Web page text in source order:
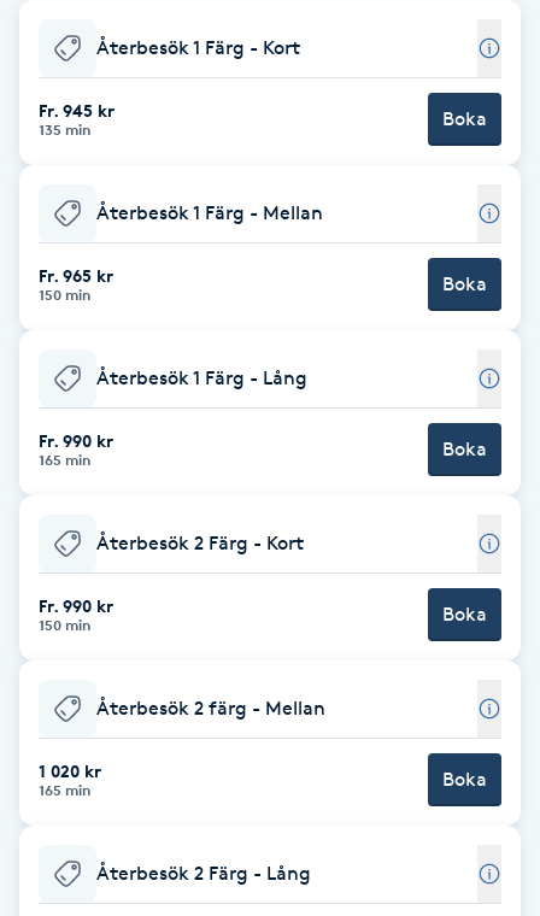
Babylights
Balayage
Barber
BIAB
Blowout
Brynfärgning
Brynplockning
Bröllopsuppsättning
C
Celluliter
Återbesök 1 Färg - Kort
Fr. 945 kr
135 min Boka
Återbesök 1 Färg - Mellan
Fr. 965 kr
150 min Boka
Återbesök 1 Färg - Lång
Fr. 990 kr
165 min Boka
Återbesök 2 Färg - Kort
Fr. 990 kr
150 min Boka
Återbesök 2 färg - Mellan
1 020 kr
165 min Boka
Återbesök 2 Färg - Lång